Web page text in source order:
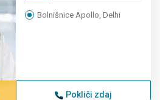
Bolnišnice Apollo, Delhi
Pokliči zdaj